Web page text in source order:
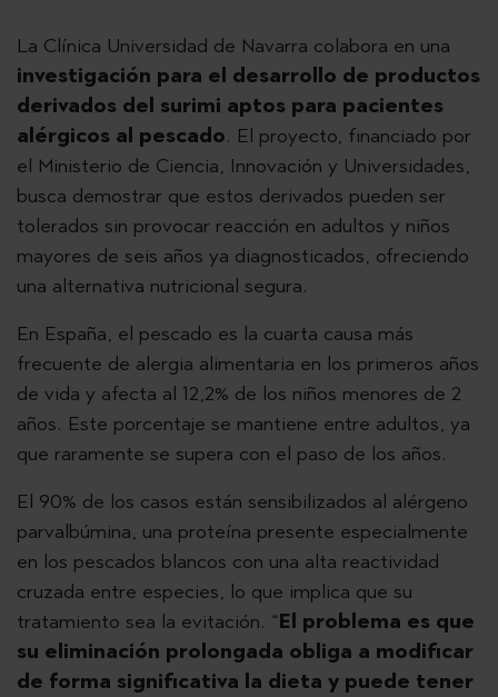
La Clínica Universidad de Navarra colabora en una
investigación para el desarrollo de productos
derivados del surimi aptos para pacientes
alérgicos al pescado. El proyecto, financiado por
el Ministerio de Ciencia, Innovación y Universidades,
busca demostrar que estos derivados pueden ser
tolerados sin provocar reacción en adultos y niños
mayores de seis años ya diagnosticados, ofreciendo
una alternativa nutricional segura.
En España, el pescado es la cuarta causa más
frecuente de alergia alimentaria en los primeros años
de vida y afecta al 12,2% de los niños menores de 2
años. Este porcentaje se mantiene entre adultos, ya
que raramente se supera con el paso de los años.
El 90% de los casos están sensibilizados al alérgeno
parvalbúmina, una proteína presente especialmente
en los pescados blancos con una alta reactividad
cruzada entre especies, lo que implica que su
tratamiento sea la evitación. “El problema es que
su eliminación prolongada obliga a modificar
de forma significativa la dieta y puede tener